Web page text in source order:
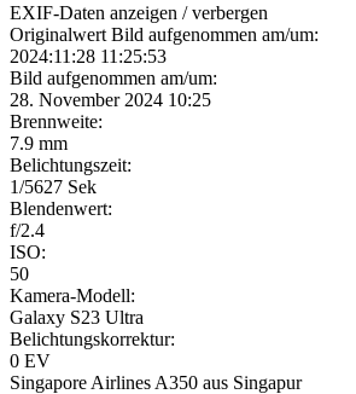
EXIF-Daten anzeigen / verbergen
Originalwert Bild aufgenommen am/um:
2024:11:28 11:25:53
Bild aufgenommen am/um:
28. November 2024 10:25
Brennweite:
7.9 mm
Belichtungszeit:
1/5627 Sek
Blendenwert:
f/2.4
ISO:
50
Kamera-Modell:
Galaxy S23 Ultra
Belichtungskorrektur:
0 EV
Singapore Airlines A350 aus Singapur